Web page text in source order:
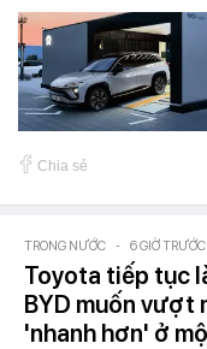
Chia sẻ
TRONG NƯỚC - 6 GIỜ TRƯỚC
Toyota tiếp tục
BYD muốn vượt
'nhanh hơn' ở